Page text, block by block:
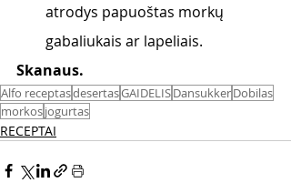
atrodys papuoštas morkų
gabaliukais ar lapeliais.
Skanaus.
Alfo receptasdesertasGAIDELISDansukkerDobilas
morkosjogurtas
RECEPTAI